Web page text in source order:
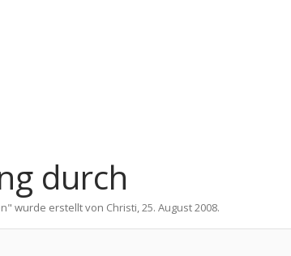
durch
" wurde erstellt von Christi,25. August 2008.